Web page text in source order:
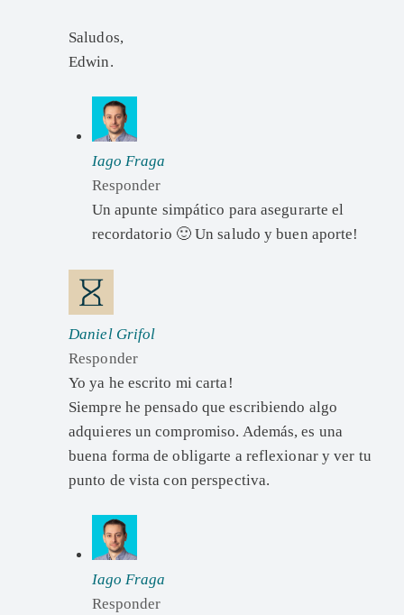
Saludos,
Edwin.
Iago Fraga
Responder
Un apunte simpático para asegurarte el
recordatorio 🙂 Un saludo y buen aporte!
Daniel Grifol
Responder
Yo ya he escrito mi carta!
Siempre he pensado que escribiendo algo
adquieres un compromiso. Además, es una
buena forma de obligarte a reflexionar y ver tu
punto de vista con perspectiva.
Iago Fraga
Responder